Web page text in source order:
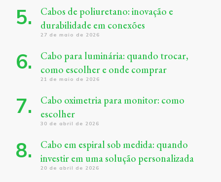
Cabos de poliuretano: inovação e
durabilidade em conexões
27 de maio de 2026
Cabo para luminária: quando trocar,
como escolher e onde comprar
21 de maio de 2026
Cabo oximetria para monitor: como
escolher
30 de abril de 2026
Cabo em espiral sob medida: quando
investir em uma solução personalizada
20 de abril de 2026